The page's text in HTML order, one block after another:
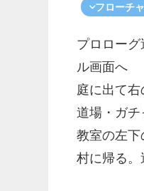
フローチ
プロロー
ル画面へ
庭に出て右
道場・ガ
教室の左
村に帰る。